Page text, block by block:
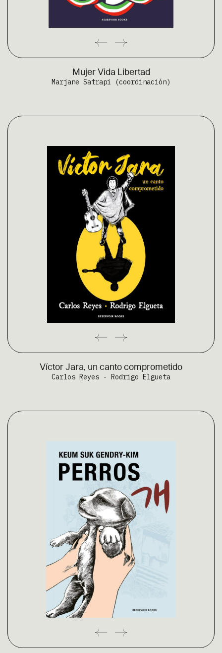
Mujer Vida Libertad
Marjane Satrapi (coordinación)
Víctor Jara, un canto comprometido
Carlos Reyes - Rodrigo Elgueta